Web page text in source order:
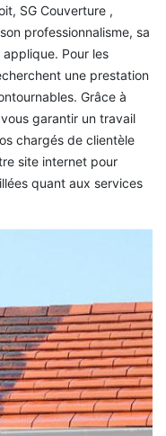
SG Couverture ,
professionnalisme, sa
Pour les
une prestation
Grâce à
garantir un travail
chargés de clientèle
site internet pour
quant aux services